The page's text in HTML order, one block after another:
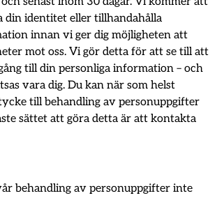
din identitet eller tillhandahålla
innan vi ger dig möjligheten att
mot oss. Vi gör detta för att se till att
till din personliga information – och
vara dig. Du kan när som helst
till behandling av personuppgifter
sättet att göra detta är att kontakta
behandling av personuppgifter inte